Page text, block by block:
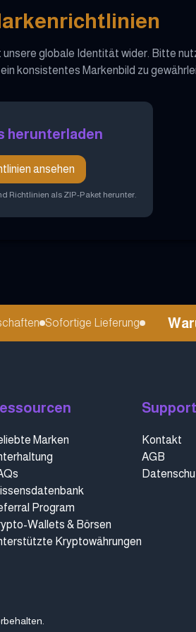
globale Identität wider. Bitte
konsistentes Markenbild zu
herunterladen
ansehen
Richtlinien als ZIP-Paket herunter.
Sofortige Lieferung
Marken
Program
Wallets & Börsen
Kryptowährungen
Support
Kontakt
AGB